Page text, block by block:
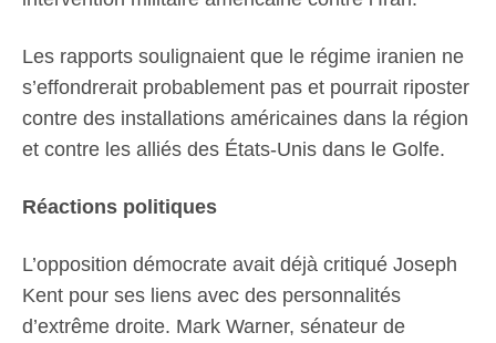
Les rapports soulignaient que le régime iranien ne
s’effondrerait probablement pas et pourrait riposter
contre des installations américaines dans la région
et contre les alliés des États-Unis dans le Golfe.
Réactions politiques
L’opposition démocrate avait déjà critiqué Joseph
Kent pour ses liens avec des personnalités
d’extrême droite. Mark Warner, sénateur de